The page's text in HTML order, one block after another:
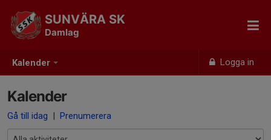
Kalender Logga in
SUNVÄRA SK
Damlag
Kalender
Gå till idag | Prenumerera